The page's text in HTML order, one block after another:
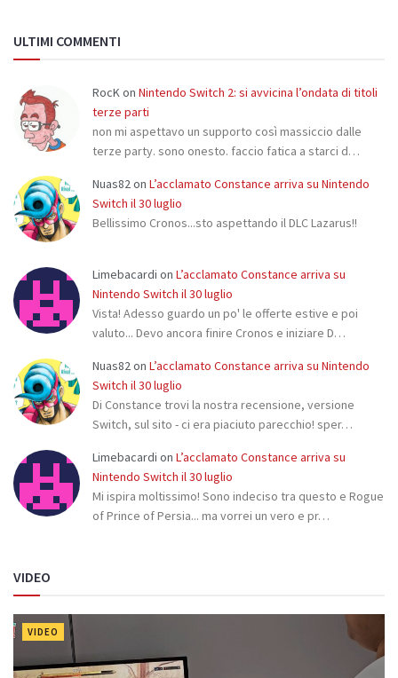
ULTIMI COMMENTI
RocKon Nintendo Switch 2: si avvicina l’ondata di titoli
terze parti
non mi aspettavo un supporto così massiccio dalle
terze party. sono onesto. faccio fatica a starci d…
Nuas82 on L’acclamato Constance arriva su Nintendo
Switch il 30 luglio
Bellissimo Cronos...sto aspettando il DLC Lazarus!!
Limebacardi on L’acclamato Constance arriva su
Nintendo Switch il 30 luglio
Vista! Adesso guardo un po' le offerte estive e poi
valuto... Devo ancora finire Cronos e iniziare D…
Nuas82on L’acclamato Constance arriva su Nintendo
Switch il 30 luglio
Di Constance trovi la nostra recensione, versione
Switch, sul sito - ci era piaciuto parecchio! sper…
Limebacardi on L’acclamato Constance arriva su
Nintendo Switch il 30 luglio
Mi ispira moltissimo! Sono indeciso tra questo e Rogue
of Prince of Persia... ma vorrei un vero e pr…
VIDEO
VIDEO